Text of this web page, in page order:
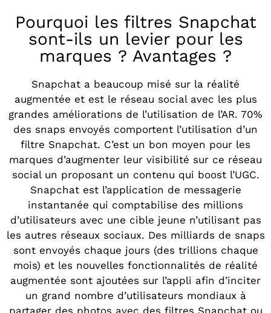
Pourquoi les filtres Snapchat
sont-ils un levier pour les
marques ? Avantages ?
Snapchat a beaucoup misé sur la réalité
augmentée et est le réseau social avec les plus
grandes améliorations de l’utilisation de l’AR. 70%
des snaps envoyés comportent l’utilisation d’un
filtre Snapchat. C’est un bon moyen pour les
marques d’augmenter leur visibilité sur ce réseau
social un proposant un contenu qui boost l’UGC.
Snapchat est l’application de messagerie
instantanée qui comptabilise des millions
d’utilisateurs avec une cible jeune n’utilisant pas
les autres réseaux sociaux. Des milliards de snaps
sont envoyés chaque jours (des trillions chaque
mois) et les nouvelles fonctionnalités de réalité
augmentée sont ajoutées sur l’appli afin d’inciter
un grand nombre d’utilisateurs mondiaux à
partager des photos avec des filtres Snapchat ou